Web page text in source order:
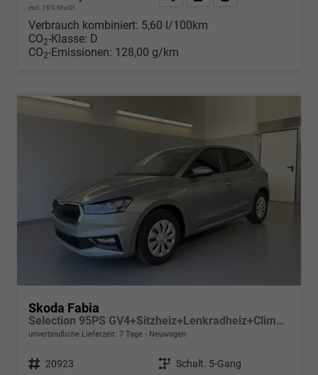
incl. 19% MwSt.
Verbrauch kombiniert: 5,60 l/100km
CO2-Klasse: D
CO2-Emissionen: 128,00 g/km
Skoda Fabia
Selection 95PS GV4+Sitzheiz+Lenkradheiz+Climatronic+Sunset+AppConnect+PDC
unverbindliche Lieferzeit: 7 Tage Neuwagen
Fahrzeugnr. 20923 Getriebe Schalt. 5-Gang